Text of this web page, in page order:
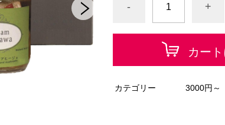
- +
カー
カテゴリー 3000円～